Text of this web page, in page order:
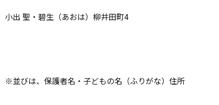
小出 聖・碧生（あおは）柳井田町4
※並びは、保護者名・子どもの名（ふりがな）住所